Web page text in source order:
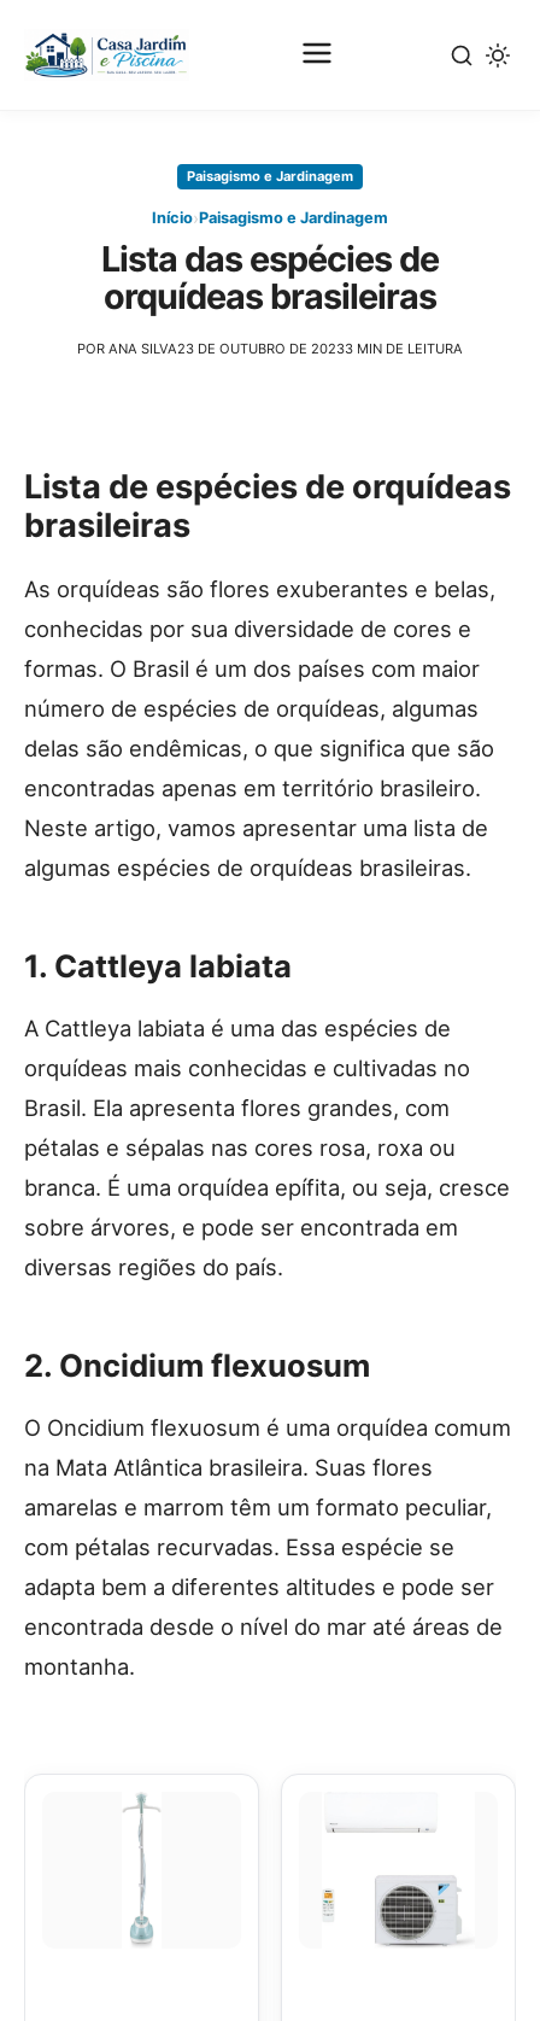
Paisagismo e Jardinagem
Início›Paisagismo e Jardinagem
Lista das espécies de
orquídeas brasileiras
POR ANA SILVA23 DE OUTUBRO DE 20233 MIN DE LEITURA
Lista de espécies de orquídeas
brasileiras
As orquídeas são flores exuberantes e belas,
conhecidas por sua diversidade de cores e
formas. O Brasil é um dos países com maior
número de espécies de orquídeas, algumas
delas são endêmicas, o que significa que são
encontradas apenas em território brasileiro.
Neste artigo, vamos apresentar uma lista de
algumas espécies de orquídeas brasileiras.
1. Cattleya labiata
A Cattleya labiata é uma das espécies de
orquídeas mais conhecidas e cultivadas no
Brasil. Ela apresenta flores grandes, com
pétalas e sépalas nas cores rosa, roxa ou
branca. É uma orquídea epífita, ou seja, cresce
sobre árvores, e pode ser encontrada em
diversas regiões do país.
2. Oncidium flexuosum
O Oncidium flexuosum é uma orquídea comum
na Mata Atlântica brasileira. Suas flores
amarelas e marrom têm um formato peculiar,
com pétalas recurvadas. Essa espécie se
adapta bem a diferentes altitudes e pode ser
encontrada desde o nível do mar até áreas de
montanha.